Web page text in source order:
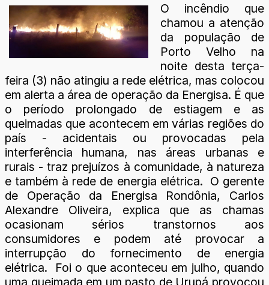
O incêndio que
chamou a atenção
da população de
Porto Velho na
noite desta terça-
feira (3) não atingiu a rede elétrica, mas colocou
em alerta a área de operação da Energisa. É que
o período prolongado de estiagem e as
queimadas que acontecem em várias regiões do
país - acidentais ou provocadas pela
interferência humana, nas áreas urbanas e
rurais - traz prejuízos à comunidade, à natureza
e também à rede de energia elétrica. O gerente
de Operação da Energisa Rondônia, Carlos
Alexandre Oliveira, explica que as chamas
ocasionam sérios transtornos aos
consumidores e podem até provocar a
interrupção do fornecimento de energia
elétrica. Foi o que aconteceu em julho, quando
uma queimada em um pasto de Urupá provocou